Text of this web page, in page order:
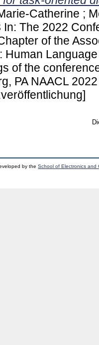
Catherine ;
In: The 2022
of the
Human
of the
PA NAACL
by theSchool of Electronics and